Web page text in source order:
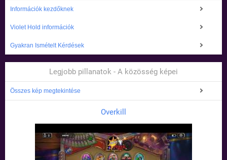
Információk kezdőknek
Violet Hold információk
Gyakran Ismételt Kérdések
Legjobb pillanatok - A közösség képei
Összes kép megtekintése
Overkill